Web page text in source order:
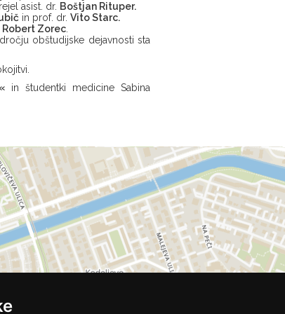
asist. dr. Boštjan Rituper.
in prof. dr. Vito Starc.
Robert Zorec
obštudijske dejavnosti sta
in študentki medicine Sabina